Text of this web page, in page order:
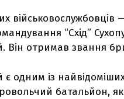
“Схід”
Він отримав звання
є одним із
батальйон,